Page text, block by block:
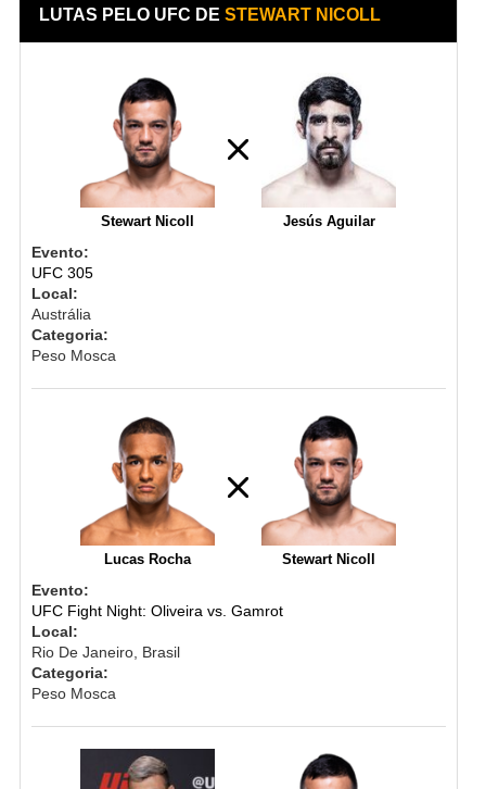
LUTAS PELO UFC DESTEWART NICOLL
Stewart Nicoll Jesús Aguilar
Evento:
UFC 305
Local:
Austrália
Categoria:
Peso Mosca
Lucas Rocha Stewart Nicoll
Evento:
UFC Fight Night: Oliveira vs. Gamrot
Local:
Rio De Janeiro, Brasil
Categoria:
Peso Mosca